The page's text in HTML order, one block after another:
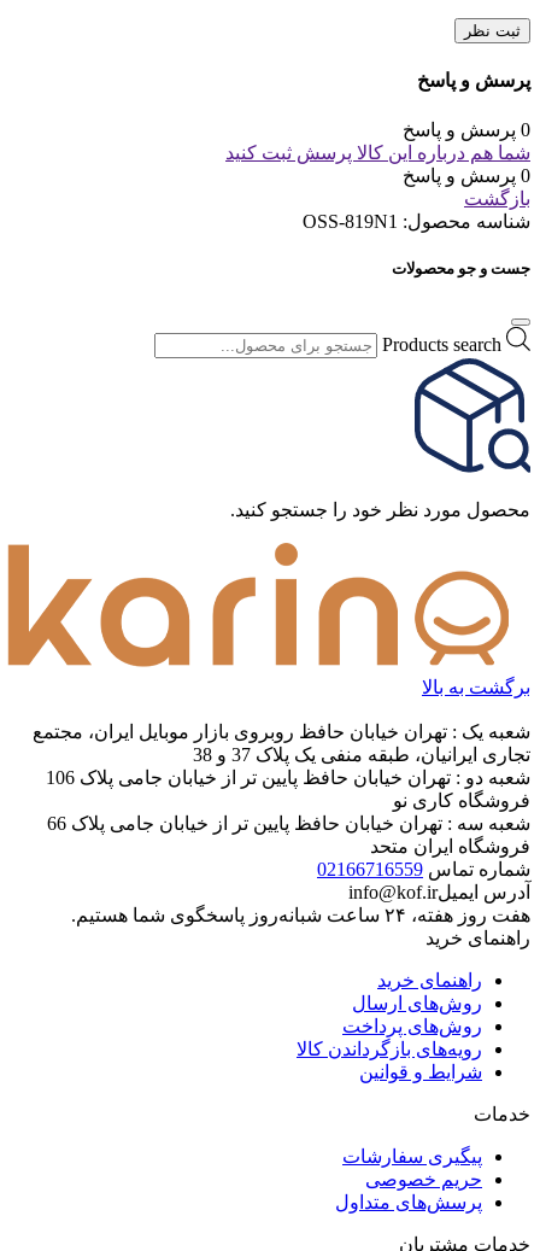
ثبت نظر
پرسش و پاسخ
0 پرسش و پاسخ
شما هم درباره این کالا پرسش ثبت کنید
0 پرسش و پاسخ
بازگشت
شناسه محصول: OSS-819N1
جست و جو محصولات
Products search
محصول مورد نظر خود را جستجو کنید.
برگشت به بالا
شعبه یک : تهران خیابان حافظ روبروی بازار موبایل ایران، مجتمع
تجاری ایرانیان، طبقه منفی یک پلاک 37 و 38
شعبه دو : تهران خیابان حافظ پایین تر از خیابان جامی پلاک 106
فروشگاه کاری نو
شعبه سه : تهران خیابان حافظ پایین تر از خیابان جامی پلاک 66
فروشگاه ایران متحد
شماره تماس 02166716559
آدرس ایمیلinfo@kof.ir
هفت روز هفته، ۲۴ ساعت شبانه‌روز پاسخگوی شما هستیم.
راهنمای خرید
راهنمای خرید
روش‌های ارسال
روش‌های پرداخت
رویه‌های بازگرداندن کالا
شرایط و قوانین
خدمات
پیگیری سفارشات
حریم خصوصی
پرسش‌های متداول
خدمات مشتریان